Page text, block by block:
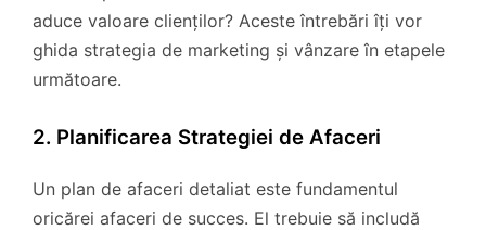
aduce valoare clienților? Aceste întrebări îți vor
ghida strategia de marketing și vânzare în etapele
următoare.
2. Planificarea Strategiei de Afaceri
Un plan de afaceri detaliat este fundamentul
oricărei afaceri de succes. El trebuie să includă